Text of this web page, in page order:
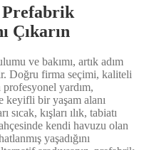
Prefabrik
Çıkarın
ve bakımı, artık adım
Doğru firma seçimi, kaliteli
yardım,
keyifli bir yaşam alanı
sıcak, kışları ılık, tabiatı
kendi havuzu olan
yaşadığını